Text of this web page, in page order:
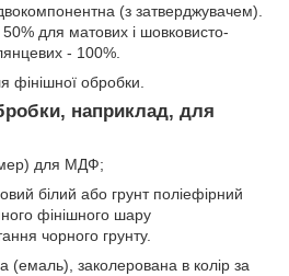
(з затверджувачем).
50% для матових і шовковисто-
- 100%.
фінішної обробки.
наприклад, для
для МДФ;
білий або грунт поліефірний
фінішного шару
чорного грунту.
заколерована в колір за